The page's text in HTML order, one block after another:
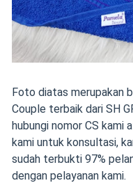
Foto diatas merupakan
Couple terbaik dari SH
hubungi nomor CS kami
kami untuk konsultasi,
sudah terbukti 97%
dengan pelayanan kami.